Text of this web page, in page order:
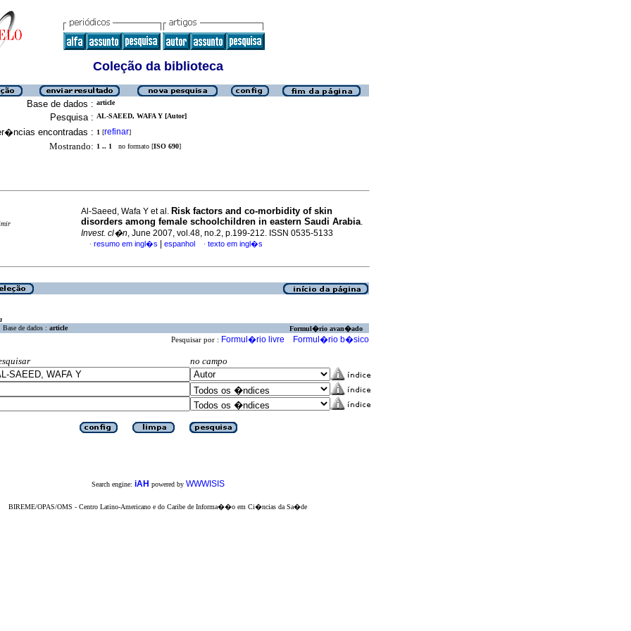
Coleção da biblioteca
Base de dados : article
Pesquisa : AL-SAEED, WAFA Y [Autor]
encontradas : 1 [refinar]
Mostrando: 1 .. 1 no formato [ISO 690]
Al-Saeed, Wafa Y et al. Risk factors and co-morbidity of skin
disorders among female schoolchildren in eastern Saudi Arabia.
Invest. cl�n, June 2007, vol.48, no.2, p.199-212. ISSN 0535-5133
· resumo em ingl�s espanhol · texto em ingl�s
Base de dados : article Formul�rio avan�ado
Pesquisar por : Formul�rio livre Formul�rio b�sico
no campo
Search engine: iAH powered by WWWISIS
BIREME/OPAS/OMS - Centro Latino-Americano e do Caribe de Informa��o em Ci�ncias da Sa�de